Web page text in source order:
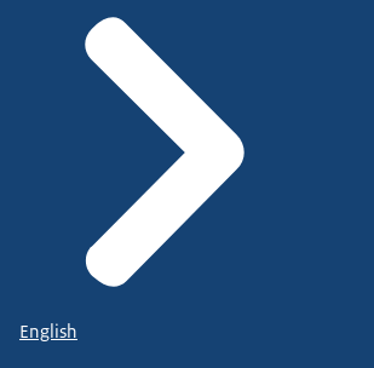
English